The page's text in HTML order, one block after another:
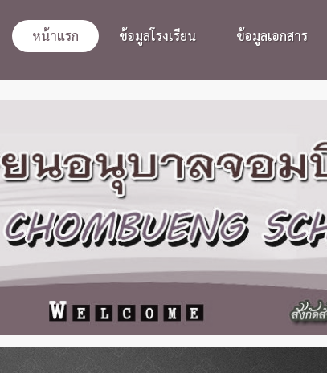
หน้าแรก ข้อมูลโรงเรียน ข้อมูลเอกสาร